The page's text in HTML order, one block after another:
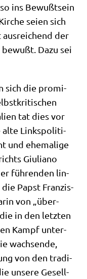
ins Bewußt­sein
sei­en sich
der
Dazu sei
sich die pro­mi­
tat dies vor
alte Links­po­li­ti­
und ehe­ma­li­ge
Giu­lia­no
füh­ren­den lin­
die Papst Fran­zis­
von „über­
in den letz­ten
Kampf unter­
wach­sen­de,
von den tra­di­
unse­re Gesell­